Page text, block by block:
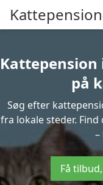
Kattepension
på
Søg efter
fra lokale steder.
Få